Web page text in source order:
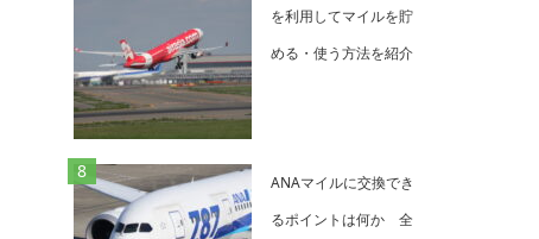
を利用してマイルを貯
める・使う方法を紹介
ANAマイルに交換でき
るポイントは何か 全